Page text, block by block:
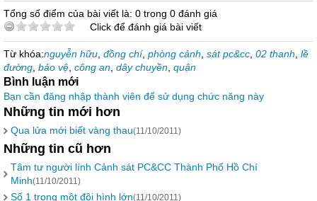
Tổng số điểm của bài viết là: 0 trong 0 đánh giá
Click để đánh giá bài viết
Từ khóa:nguyễn hữu đồng chí, phòng cảnh sát pc&cc 02 thanh lề
đường bảo vệ công an dây chuyền quận
Bình luận mới
Bạn cần đăng nhập thành viên để sử dụng chức năng này
Những tin mới hơn
Qua lửa mới biết vàng thau(11/10/2011)
Những tin cũ hơn
Tâm tư người lính Cảnh sát PC&CC Thành Phố Hồ Chí
Minh(11/10/2011)
Số 1 trong một đội hình lớn(11/10/2011)